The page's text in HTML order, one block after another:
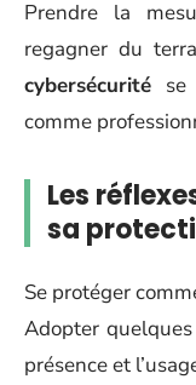
Prendre la
regagner du
cybersécurité se
comme
Les
sa
Se protéger
Adopter
présence et